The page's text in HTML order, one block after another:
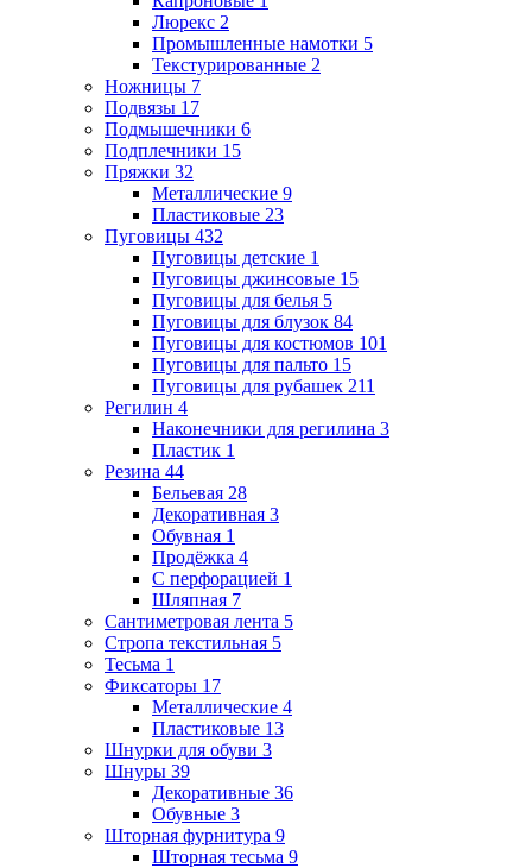
Люрекс 2
Промышленные намотки 5
Текстурированные 2
Ножницы 7
Подвязы 17
Подмышечники 6
Подплечники 15
Пряжки 32
Металлические 9
Пластиковые 23
Пуговицы 432
Пуговицы детские 1
Пуговицы джинсовые 15
Пуговицы для белья 5
Пуговицы для блузок 84
Пуговицы для костюмов 101
Пуговицы для пальто 15
Пуговицы для рубашек 211
Регилин 4
Наконечники для регилина 3
Пластик 1
Резина 44
Бельевая 28
Декоративная 3
Обувная 1
Продёжка 4
С перфорацией 1
Шляпная 7
Сантиметровая лента 5
Стропа текстильная 5
Тесьма 1
Фиксаторы 17
Металлические 4
Пластиковые 13
Шнурки для обуви 3
Шнуры 39
Декоративные 36
Обувные 3
Шторная фурнитура 9
Шторная тесьма 9